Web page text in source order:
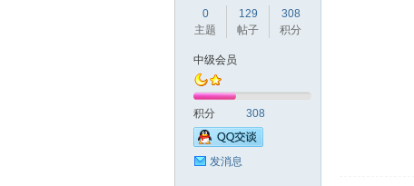
0
主题
129
帖子
308
积分
中级会员
积分 308
发消息